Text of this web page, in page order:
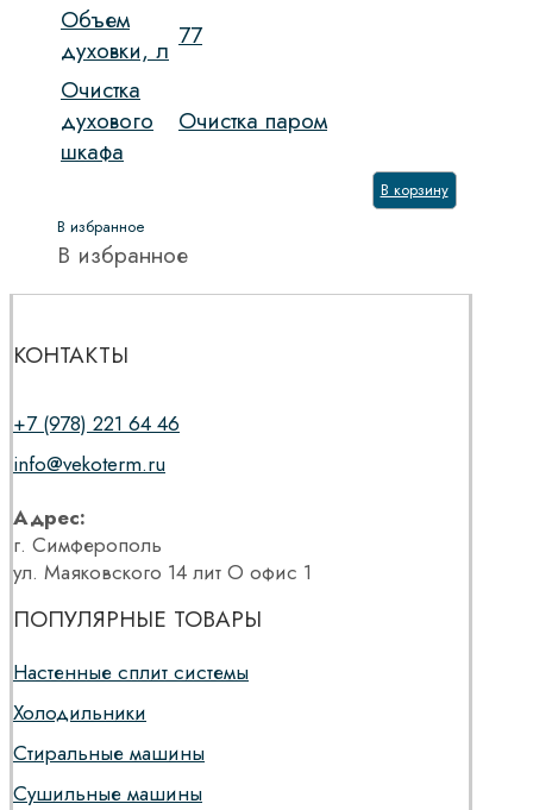
Объем
духовки, л 77
Очистка
духового
шкафа
Очистка паром
В корзину
В избранное
В избранное
КОНТАКТЫ
+7 (978) 221 64 46
info@vekoterm.ru
Адрес:
г. Симферополь
ул. Маяковского 14 лит О офис 1
ПОПУЛЯРНЫЕ ТОВАРЫ
Настенные сплит системы
Холодильники
Стиральные машины
Сушильные машины